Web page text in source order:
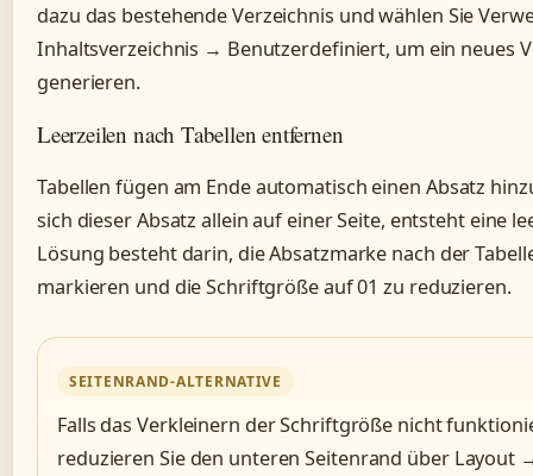
dazu das bestehende Verzeichnis und wählen Sie
Inhaltsverzeichnis → Benutzerdefiniert, um ein neues
generieren.
Leerzeilen nach Tabellen entfernen
Tabellen fügen am Ende automatisch einen Absatz
sich dieser Absatz allein auf einer Seite, entsteht eine
Lösung besteht darin, die Absatzmarke nach der
markieren und die Schriftgröße auf 01 zu reduzieren.
SEITENRAND-ALTERNATIVE
Falls das Verkleinern der Schriftgröße nicht
reduzieren Sie den unteren Seitenrand über Layout